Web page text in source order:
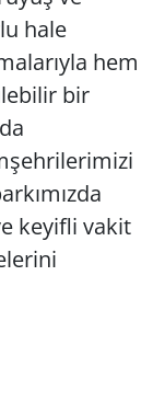
hale
hem
bir
keyifli vakit